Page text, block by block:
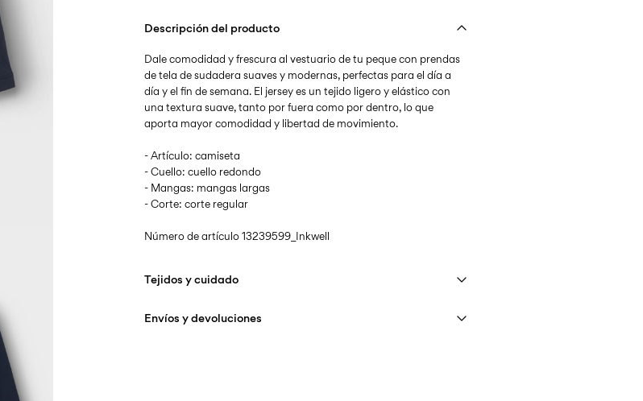
Descripción del producto
Dale comodidad y frescura al vestuario de tu peque con prendas
de tela de sudadera suaves y modernas, perfectas para el día a
día y el fin de semana. El jersey es un tejido ligero y elástico con
una textura suave, tanto por fuera como por dentro, lo que
aporta mayor comodidad y libertad de movimiento.
- Artículo: camiseta
- Cuello: cuello redondo
- Mangas: mangas largas
- Corte: corte regular
Número de artículo13239599_Inkwell
Tejidos y cuidado
Envíos y devoluciones